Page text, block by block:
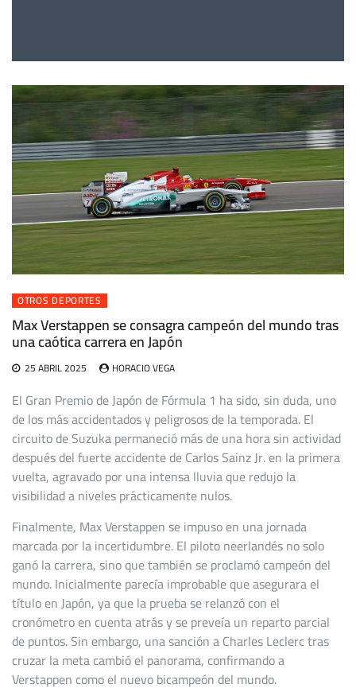
OTROS DEPORTES
Max Verstappen se consagra campeón del mundo tras
una caótica carrera en Japón
25 ABRIL 2025 HORACIO VEGA
El Gran Premio de Japón de Fórmula 1 ha sido, sin duda, uno
de los más accidentados y peligrosos de la temporada. El
circuito de Suzuka permaneció más de una hora sin actividad
después del fuerte accidente de Carlos Sainz Jr. en la primera
vuelta, agravado por una intensa lluvia que redujo la
visibilidad a niveles prácticamente nulos.
Finalmente, Max Verstappen se impuso en una jornada
marcada por la incertidumbre. El piloto neerlandés no solo
ganó la carrera, sino que también se proclamó campeón del
mundo. Inicialmente parecía improbable que asegurara el
título en Japón, ya que la prueba se relanzó con el
cronómetro en cuenta atrás y se preveía un reparto parcial
de puntos. Sin embargo, una sanción a Charles Leclerc tras
cruzar la meta cambió el panorama, confirmando a
Verstappen como el nuevo bicampeón del mundo.